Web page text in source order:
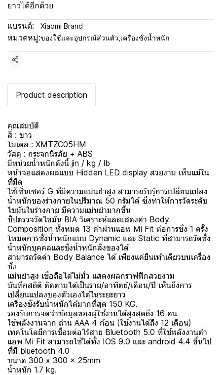
ยาวได้อีกด้วย
แบรนด์: Xiaomi Brand
หมวดหมู่:ของใช้และอุปกรณ์ส่วนตัว เครื่องชั่งน้ำหนัก
แชร์
Product description
คุณสมบัติ
สี : ขาว
โมเดล : XMTZC05HM
วัสดุ : กระจกนิรภัย + ABS
มีหน่วยน้ำหนักดังนี้ jin / kg / lb
หน้าจอแสดงผลแบบ Hidden LED display สวยงาม เห็นแม้ใน
ที่มืด
ใช้เซ็นเซอร์ G ที่มีความแม่นยำสูง สามารถรับรู้การเปลี่ยนแปลง
น้ำหนักของร่างกายในปริมาณ 50 กรัมได้ ซึ่งทำให้การวัดระดับ
ไขมันในร่างกาย มีความแม่นยำมากขึ้น
ชิปตรวจวัดไขมัน BIA วิเคราะห์และแสดงค่า Body
Composition ทั้งหมด 13 ค่าผ่านแอพ Mi Fit ต่อการชั่ง 1 ครั้ง
โหมดการชั่งน้ำหนักแบบ Dynamic และ Static ที่สามารถวัดชั่ง
น้ำหนักบุคคลและชั่งน้ำหนักสิ่งของได้
สามารถวัดค่า Body Balance ได้ เพียงแค่ยืนเท้าเดียวบนเครื่อง
ชั่ง
แม่นยำสูง เชื่อถือได้ไม่มั่ว แสดงผลกราฟฟิกสวยงาม
บันทึกสถิติ ติดตามได้เป็นราย/อาทิตย์/เดือน/ปี เห็นถึงการ
เปลี่ยนแปลงของตัวเองได้ในระยะยาว
เครื่องชั่งรับน้ำหนักได้มากที่สุด 150 KG.
รองรับการจดจำข้อมูลของผู้ใช้งานได้สูงสุดถึง 16 คน
ใช้พลังงานจาก ถ่าน AAA 4 ก้อน (ใช้งานได้ถึง 12 เดือน)
เทคโนโลยีการเชื่อมต่อไร้สาย Bluetooth 5.0 ที่ใช้พลังงานต่ำ
แอพ Mi Fit สามารถใช้ได้ทั้ง IOS 9.0 และ android 4.4 ขึ้นไป
ที่มี bluetooth 4.0
ขนาด 300 x 300 x 25mm
น้ำหนัก 1.7 kg.